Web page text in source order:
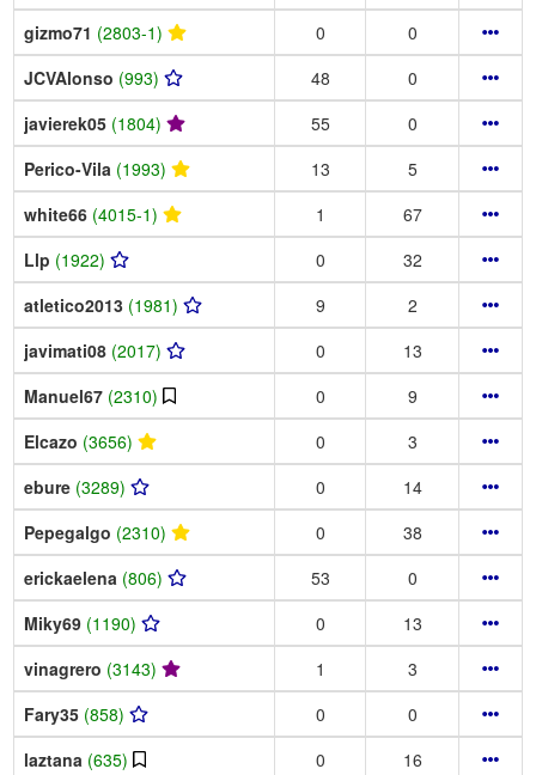
gizmo71 (2803-1) 0
0
JCVAlonso (993) 48
0
javierek05 (1804) 55
0
Perico-Vila (1993) 13
5
white66 (4015-1) 1
67
Llp (1922) 0
32
atletico2013 (1981) 9
2
javimati08 (2017) 0
13
Manuel67 (2310) 0
9
Elcazo (3656) 0
3
ebure (3289) 0
14
Pepegalgo (2310) 0
38
erickaelena (806) 53
0
Miky69 (1190) 0
13
vinagrero (3143) 1
3
Fary35 (858) 0
0
laztana (635) 0
16